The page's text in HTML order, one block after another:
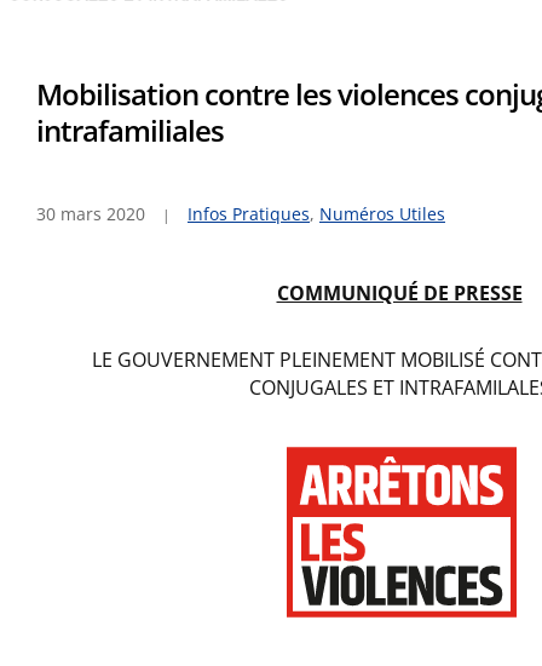
Mobilisation contre les violences
intrafamiliales
30 mars 2020 Infos Pratiques, Numéros Utiles
COMMUNIQUÉ DE PRESSE
LE GOUVERNEMENT PLEINEMENT MOBILISÉ
CONJUGALES ET